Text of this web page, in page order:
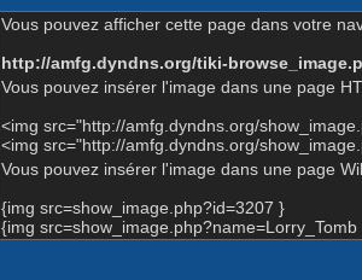
Vous pouvez afficher cette page dans votre
http://amfg.dyndns.org/tiki-
Vous pouvez insérer l'image dans une page
<img src="http://amfg.dyndns.org/
<img src="http://amfg.dyndns.org/
Vous pouvez insérer l'image dans une page
{img src=show_image.php?id=3207 }
{img